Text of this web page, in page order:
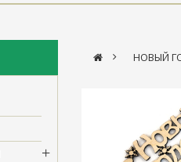
> НОВЫЙ